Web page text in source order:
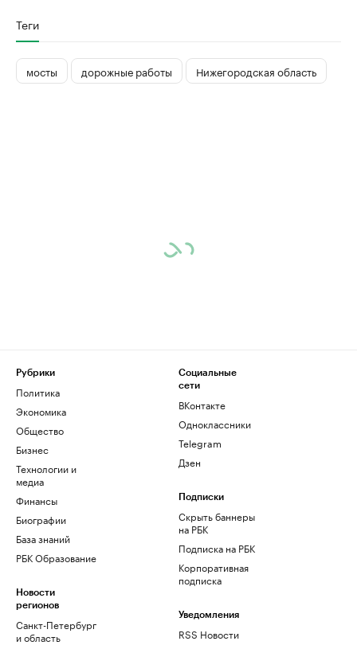
Теги
мосты дорожные работы Нижегородская область
Рубрики
Политика
Экономика
Общество
Бизнес
Технологии и
медиа
Финансы
Биографии
База знаний
РБК Образование
Новости
регионов
Санкт-Петербург
и область
Социальные
сети
ВКонтакте
Одноклассники
Telegram
Дзен
Подписки
Скрыть баннеры
на РБК
Подписка на РБК
Корпоративная
подписка
Уведомления
RSS Новости